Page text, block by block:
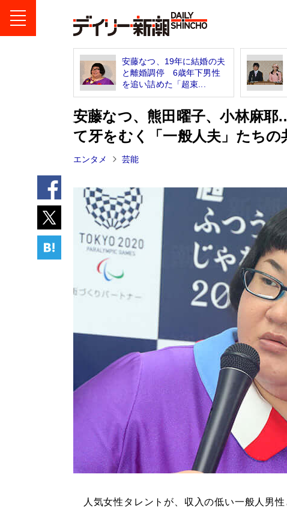
安藤なつ、19年に結婚の夫
と離婚調停 6歳年下男性
を追い詰めた「超束...
安藤なつ、熊田曜子、小林麻
て牙をむく「一般人夫」たちの
エンタメ 芸能
人気女性タレントが、収入の低い一般人男性